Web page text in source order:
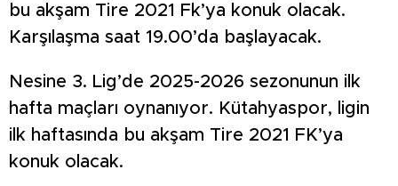
bu akşam Tire 2021 Fk’ya konuk olacak.
Karşılaşma saat 19.00’da başlayacak.
Nesine 3. Lig’de 2025-2026 sezonunun ilk
hafta maçları oynanıyor. Kütahyaspor, ligin
ilk haftasında bu akşam Tire 2021 FK’ya
konuk olacak.